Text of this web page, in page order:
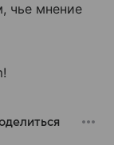
чье мнение